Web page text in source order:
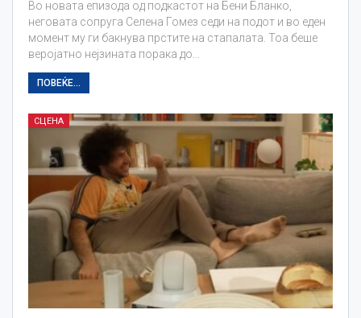
Во новата епизода од подкастот на Бени Бланко,
неговата сопруга Селена Гомез седи на подот и во еден
момент му ги бакнува прстите на стапалата. Тоа беше
веројатно нејзината порака до…
ПОВЕЌЕ...
СЦЕНА